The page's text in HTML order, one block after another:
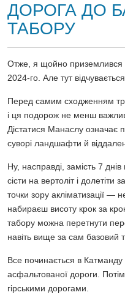
ДОРОГА ДО
ТАБОРУ
Отже, я щойно приземлився
2024-го. Але тут
Перед самим сходженням
і ця подорож не менш
Дістатися Манаслу означає
суворі ландшафти й
Ну, насправді, замість 7
сісти на вертоліт і
точки зору акліматизації —
набираєш висоту крок за
табору можна перетнути
навіть вище за сам базовий
Все починається в
асфальтованої дороги.
гірськими дорогами.